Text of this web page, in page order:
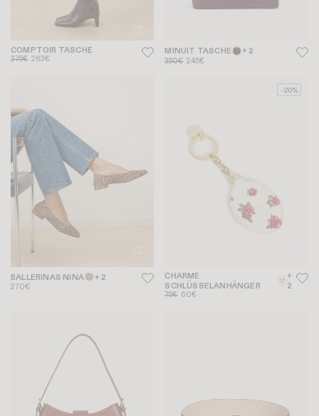
COMPTOIR TASCHE
375€ 263€
MINUIT TASCHE + 2
350€ 245€
BALLERINAS NINA + 2
270€
-20%
CHARME
SCHLÜSSELANHÄNGER
+
2
75€ 60€